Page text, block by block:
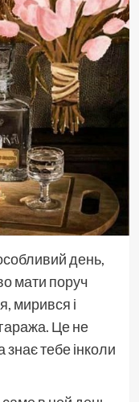
день,
мати поруч
мирився і
Це не
тебе інколи